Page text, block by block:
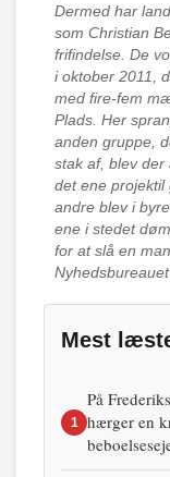
Dermed har
som Christian
frifindelse. De
i oktober 2011,
med fire-fem
Plads. Her
anden gruppe,
stak af, blev der
det ene projektil
andre blev i
ene i stedet
for at slå en
Mest
1
På
hærger en